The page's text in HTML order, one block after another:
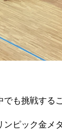
も挑戦する
ピック金メ